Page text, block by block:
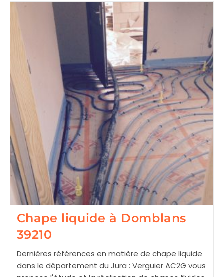
Chape liquide à Domblans
39210
Dernières références en matière de chape liquide
dans le département du Jura : Verguier AC2G vous